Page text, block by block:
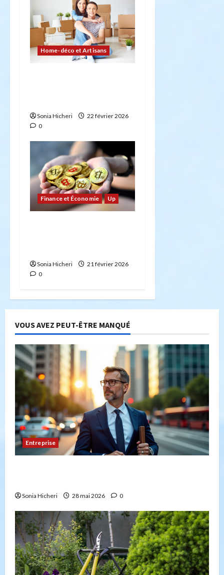
Home-déco et Artisans
Sonia Hicheri
22 février 2026
0
Finance et Économie Up
Sonia Hicheri
21 février 2026
0
VOUS AVEZ PEUT-ÊTRE MANQUÉ
Entreprise
Sonia Hicheri 28 mai 2026 0